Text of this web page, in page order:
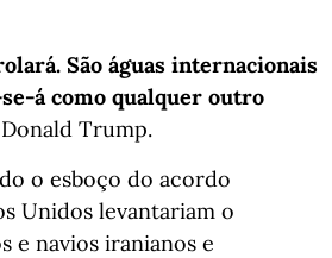
São águas internacionais
á como qualquer outro
Trump.
o esboço do acordo
Unidos levantariam o
e navios iranianos e